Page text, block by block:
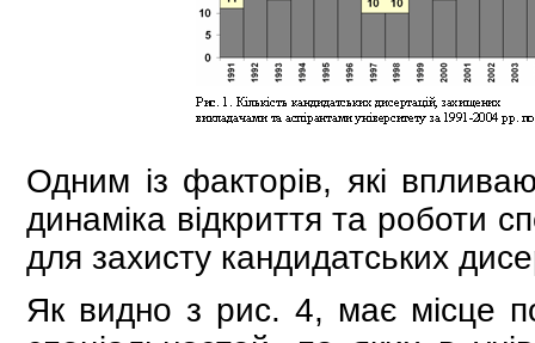
Одним із факторів, які
динаміка відкриття та роботи
для захисту кандидатських
Як видно з рис. 4, має місце